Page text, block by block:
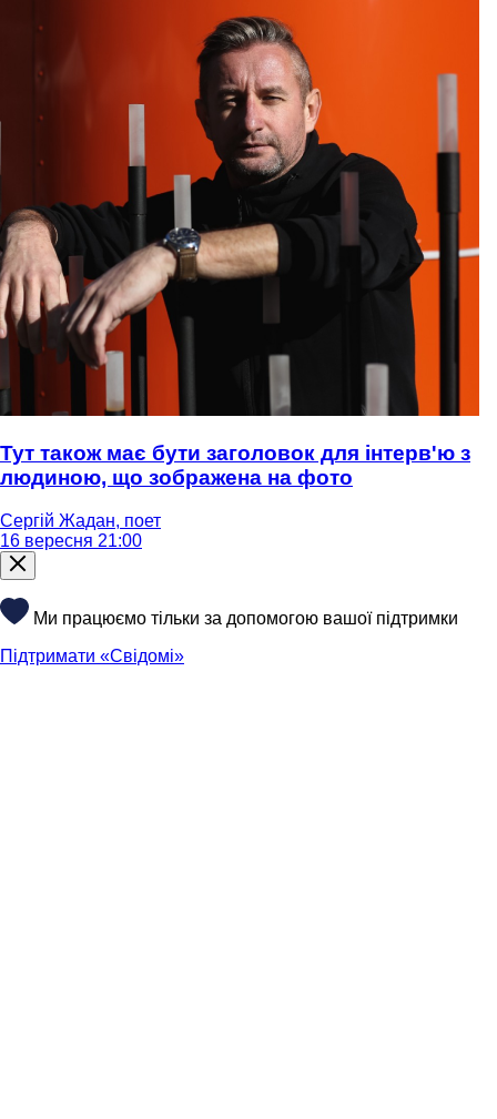
Тут також має бути заголовок для інтерв'ю з
людиною, що зображена на фото
Сергій Жадан, поет
16 вересня 21:00
Ми працюємо тільки за допомогою вашої підтримки
Підтримати «Свідомі»